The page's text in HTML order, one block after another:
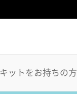
キットをお持ちの方